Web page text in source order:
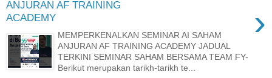
ANJURAN AF TRAINING
ACADEMY
›
MEMPERKENALKAN SEMINAR AI SAHAM
ANJURAN AF TRAINING ACADEMY JADUAL
TERKINI SEMINAR SAHAM BERSAMA TEAM FY-
Berikut merupakan tarikh-tarikh te...